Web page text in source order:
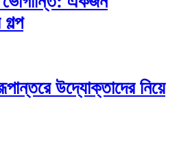
গল্প
উদ্যোক্তাদের নিয়ে